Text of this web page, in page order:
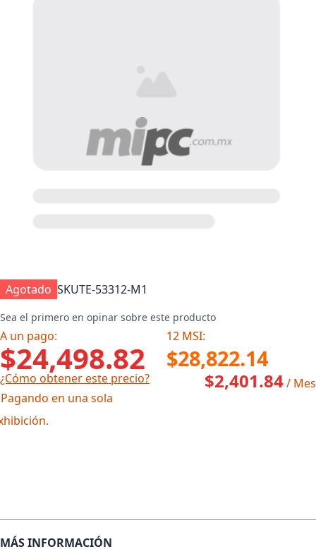
Agotado SKUTE-53312-M1
Sea el primero en opinar sobre este producto
A un pago: 12 MSI:
$24,498.82 $28,822.14
¿Cómo obtener este precio?
en una sola
$2,401.84/ Mes
MÁS INFORMACIÓN